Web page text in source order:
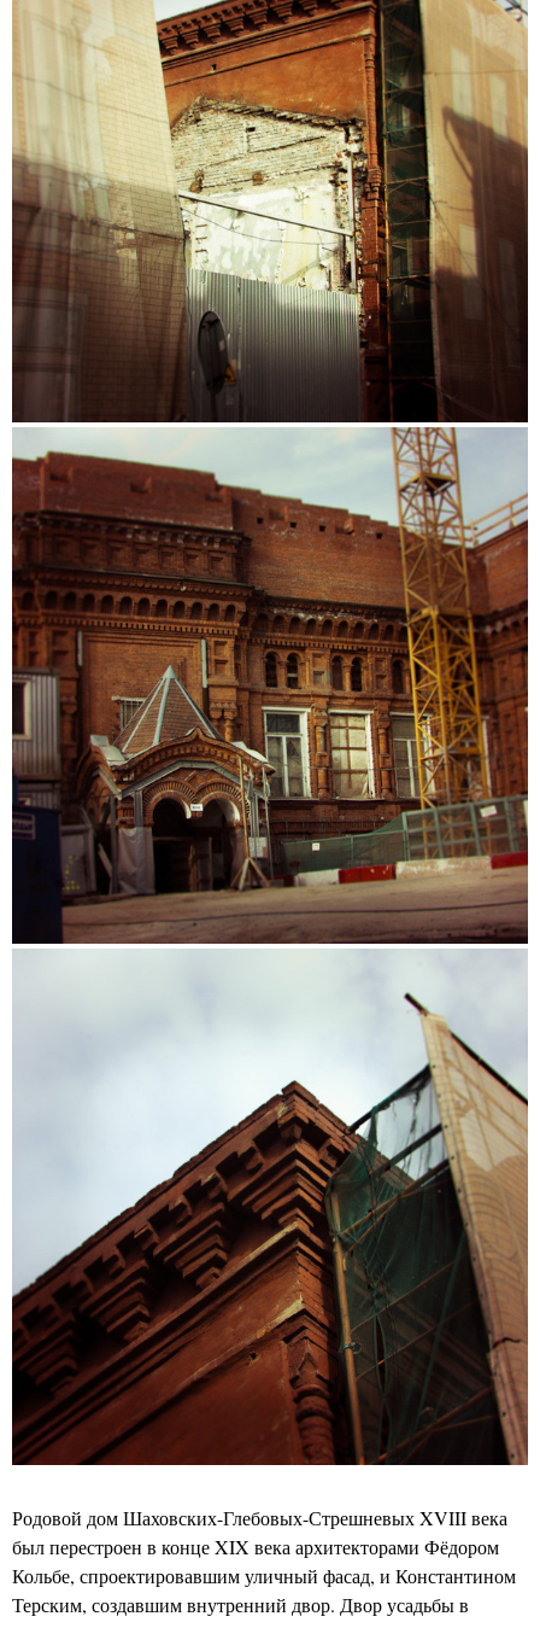
Родовой дом Шаховских-Глебовых-Стрешневых XVIII века
был перестроен в конце XIX века архитекторами Фёдором
Кольбе, спроектировавшим уличный фасад, и Константином
Терским, создавшим внутренний двор. Двор усадьбы в